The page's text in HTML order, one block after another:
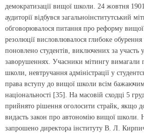
демократизації вищої школи. 24 жовтня
аудиторії відбувся загальноінститутський
обговорювалося питання про реформу
резолюції висловлювалося глибоке
поновлено студентів, виключених за участь
заворушеннях. Учасники мітингу вимагали
школи, невтручання адміністрації у
права вступу до вищої школи всім
національності [35]. На масовій сходці 5
прийнято рішення оголосити страйк, якщо
видасть закон про автономію вищої школи.
запрошено директора інституту В. Л.